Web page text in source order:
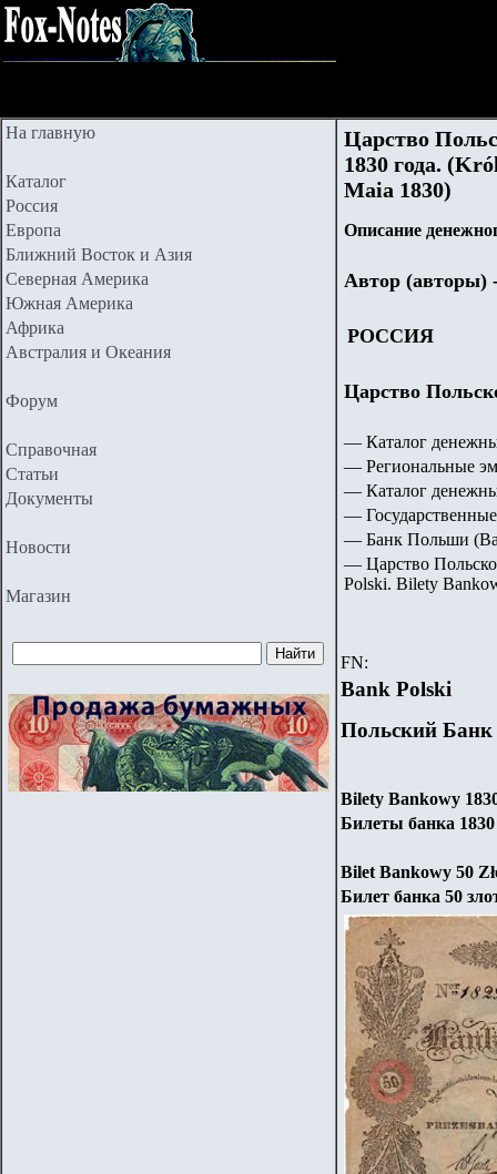
На главную
Каталог
Россия
Европа
Ближний Восток и Азия
Северная Америка
Южная Америка
Африка
Австралия и Океания
Форум
Справочная
Статьи
Документы
Новости
Магазин
Царство
1830 года.
Maia 1830)
Описание
Автор (авторы)
РОССИЯ
Царство
— Каталог
— Региональные
— Каталог
—
— Банк Польши
— Царство
Polski. Bilety
FN:
Bank Polski
Польский Банк
Bilety Bankowy
Билеты банка 1830
Bilet Bankowy 50
Билет банка 50